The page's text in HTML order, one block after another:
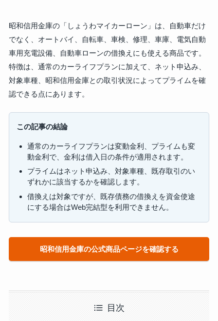
昭和信用金庫の「しょうわマイカーローン」は、自動車だけ
でなく、オートバイ、自転車、車検、修理、車庫、電気自動
車用充電設備、自動車ローンの借換えにも使える商品です。
特徴は、通常のカーライフプランに加えて、ネット申込み、
対象車種、昭和信用金庫との取引状況によってプライムを確
認できる点にあります。
この記事の結論
通常のカーライフプランは変動金利、プライムも変
動金利で、金利は借入日の条件が適用されます。
プライムはネット申込み、対象車種、既存取引のい
ずれかに該当するかを確認します。
借換えは対象ですが、既存債務の借換えを資金使途
にする場合はWeb完結型を利用できません。
昭和信用金庫の公式商品ページを確認する
目次